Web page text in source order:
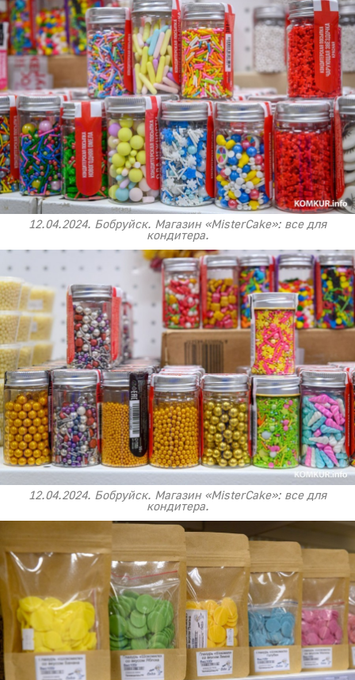
12.04.2024. Бобруйск. Магазин «MisterCake»: все для
кондитера.
12.04.2024. Бобруйск. Магазин «MisterCake»: все для
кондитера.